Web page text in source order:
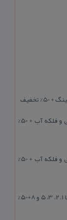
لیست هتل آپارتمان های مشهد در هتل خیابان طبرسی و فلکه آب + 50%
لیست هتل آپارتمان های مشهد در هتل خیابان طبرسی و فلکه آب + 50%
رزرو هتل در خیابان امام رضا مشهد | هتل‌ های امام رضا 1، 2، 3، 5 و 8+50%